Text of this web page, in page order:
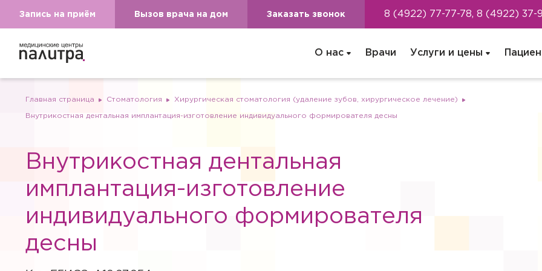
Запись на приём Вызов врача на дом Заказать звонок 8 (4922) 77-77-78, 8 (4922) 37-
О нас Врачи Услуги и цены
Главная страница Стоматология Хирургическая стоматология (удаление зубов, хирургическое лечение)
Внутрикостная дентальная имплантация-изготовление индивидуального формирователя десны
Внутрикостная дентальная
имплантация-изготовление
индивидуального формирователя
десны